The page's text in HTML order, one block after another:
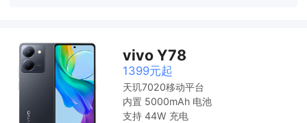
vivo Y78
1399元起
天玑7020移动平台
内置 5000mAh 电池
支持 44W 充电